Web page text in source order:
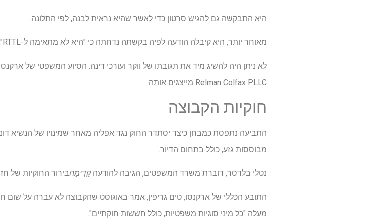
היא התבקשה גם להגיש סרטון כדי לאשר שהיא נראית לבנה, לפי התלונה.
מאוחר יותר, היא קיבלה הודעה לפיה בקשתה נדחתה כי "היא לא מתאימה ל-RTTL", נכתב בתלונה.
Relman Colfax PLLC מייצגים אותה.
חוקיות הקבוצה
התביעה נתפסת כמבחן כיצד יסתדר החוק נגד אפליה מאחר שמינויו של הנשיא
מבוססות גזע, כולל בתחום הדיור.
נטלי בלדסר, דוברת משרד המשפטים, הגיבה להודעה קָדִימָהבירור החוקיות של
התובע הכללי של ארקנסו, טים גריפין, אמר באוגוסט שהקבוצה לא עברה על שום
מעלה "כל מיני סוגיות משפטיות, כולל חששות חוקתיים".